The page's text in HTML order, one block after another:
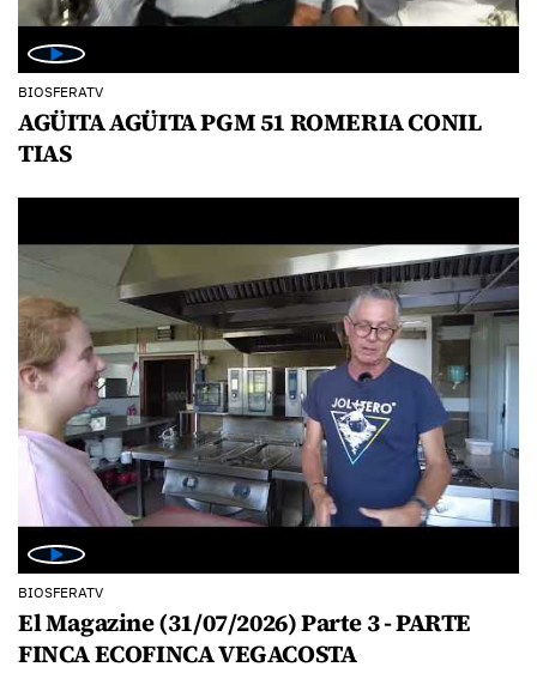
BIOSFERATV
AGÜITA AGÜITA PGM 51 ROMERIA CONIL
TIAS
BIOSFERATV
El Magazine (31/07/2026) Parte 3 - PARTE
FINCA ECOFINCA VEGACOSTA